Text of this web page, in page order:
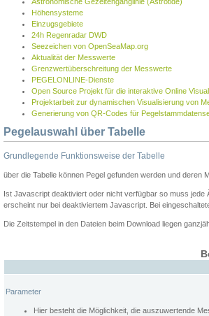
Höhensysteme
Einzugsgebiete
24h Regenradar DWD
Seezeichen von OpenSeaMap.org
Aktualität der Messwerte
Grenzwertüberschreitung der Messwerte
PEGELONLINE-Dienste
Open Source Projekt für die interaktive Online
Projektarbeit zur dynamischen Visualisierung von
Generierung von QR-Codes für
Pegelauswahl über Tabelle
Grundlegende Funktionsweise der Tabelle
über die Tabelle können Pegel gefunden werden und deren
Ist Javascript deaktiviert oder nicht verfügbar so muss
erscheint nur bei deaktiviertem Javascript. Bei
Die Zeitstempel in den Dateien beim Download liegen
Parameter
Hier besteht die Möglichkeit, die auszuwertende